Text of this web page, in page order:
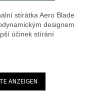
stírátka Aero Blade
designem
účinek stírání
ANZEIGEN